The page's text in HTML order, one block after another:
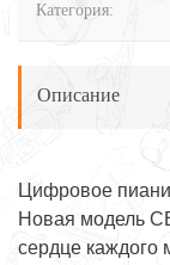
Категория:
Описание
Цифровое
Новая модель
сердце каждого